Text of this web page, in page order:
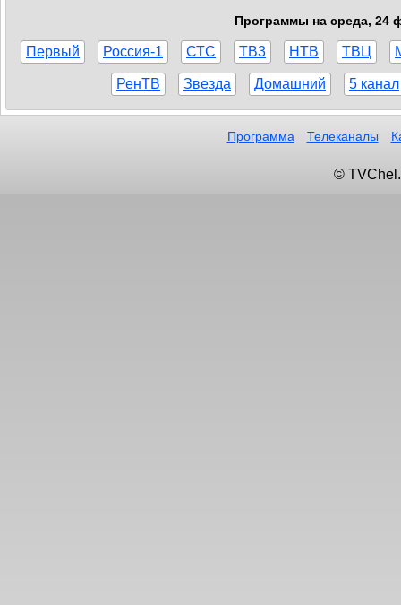
Программы на среда, 24
Первый Россия-1 СТС ТВ3 НТВ ТВЦ
РенТВ Звезда Домашний 5 канал
Программа Телеканалы
©